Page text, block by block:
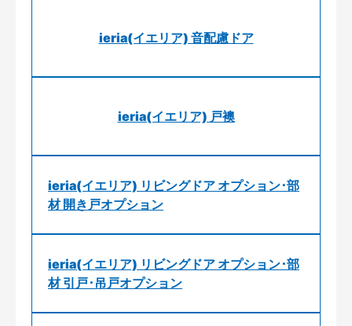
ieria(イエリア) 音配慮ドア
ieria(イエリア) 戸襖
ieria(イエリア) リビングドア オプション･部
材 開き戸オプション
ieria(イエリア) リビングドア オプション･部
材 引戸･吊戸オプション